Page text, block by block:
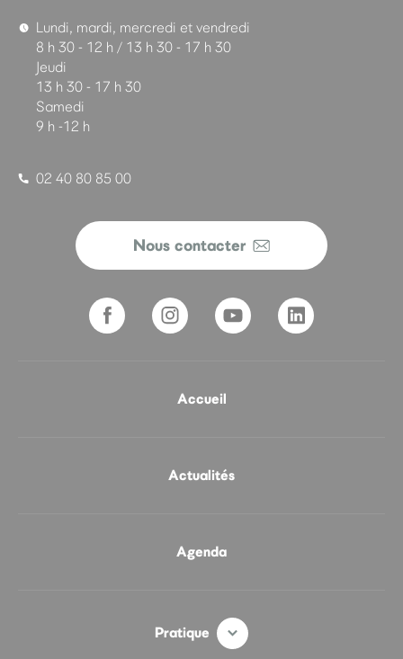
Lundi, mardi, mercredi et vendredi
8 h 30 - 12 h / 13 h 30 - 17 h 30
Jeudi
13 h 30 - 17 h 30
Samedi
9 h -12 h
02 40 80 85 00
Nous contacter
Accueil
Actualités
Agenda
Pratique